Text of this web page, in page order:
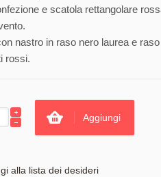
e scatola rettangolare
nastro in raso nero laurea e
rossi.
Aggiungi
alla lista dei desideri